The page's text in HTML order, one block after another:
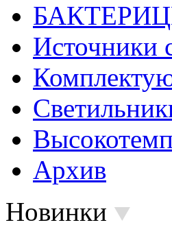
Источники
Архив
Новинки